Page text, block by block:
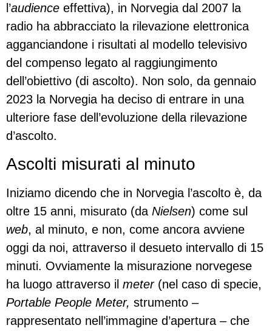
l’audience effettiva), in Norvegia dal 2007 la
radio ha abbracciato la rilevazione elettronica
agganciandone i risultati al modello televisivo
del compenso legato al raggiungimento
dell’obiettivo (di ascolto). Non solo, da gennaio
2023 la Norvegia ha deciso di entrare in una
ulteriore fase dell’evoluzione della rilevazione
d’ascolto.
Ascolti misurati al minuto
Iniziamo dicendo che in Norvegia l’ascolto è, da
oltre 15 anni, misurato (da Nielsen) come sul
web, al minuto, e non, come ancora avviene
oggi da noi, attraverso il desueto intervallo di 15
minuti. Ovviamente la misurazione norvegese
ha luogo attraverso il meter (nel caso di specie,
Portable People Meter, strumento –
rappresentato nell’immagine d’apertura – che